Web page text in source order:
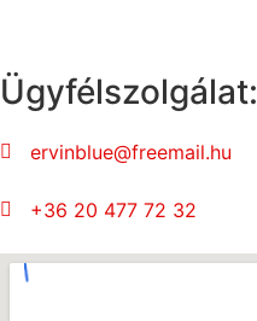
Ügyfélszolgálat:
ervinblue@freemail.hu
+36 20 477 72 32